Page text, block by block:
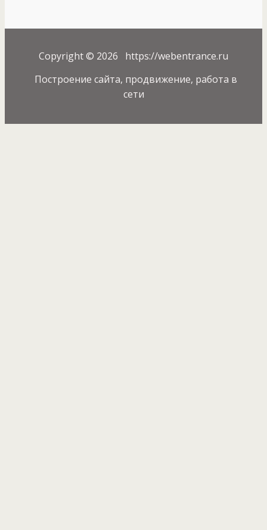
Copyright © 2026 https://webentrance.ru
Построение сайта, продвижение, работа в
сети